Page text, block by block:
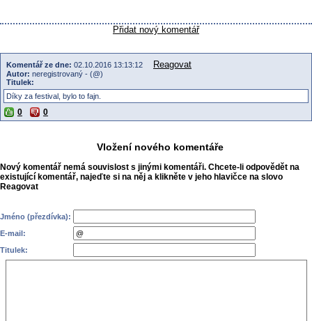
Přidat nový komentář
Komentář ze dne: 02.10.2016 13:13:12 Reagovat
Autor: neregistrovaný - (@)
Titulek:
Díky za festival, bylo to fajn.
0 0
Vložení nového komentáře
Nový komentář nemá souvislost s jinými komentáři. Chcete-li odpovědět na
existující komentář, najeďte si na něj a klikněte v jeho hlavičce na slovo
Reagovat
Jméno (přezdívka):
E-mail:
Titulek: